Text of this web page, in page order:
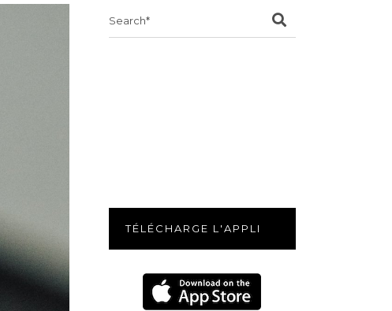
TÉLÉCHARGE L'APPLI